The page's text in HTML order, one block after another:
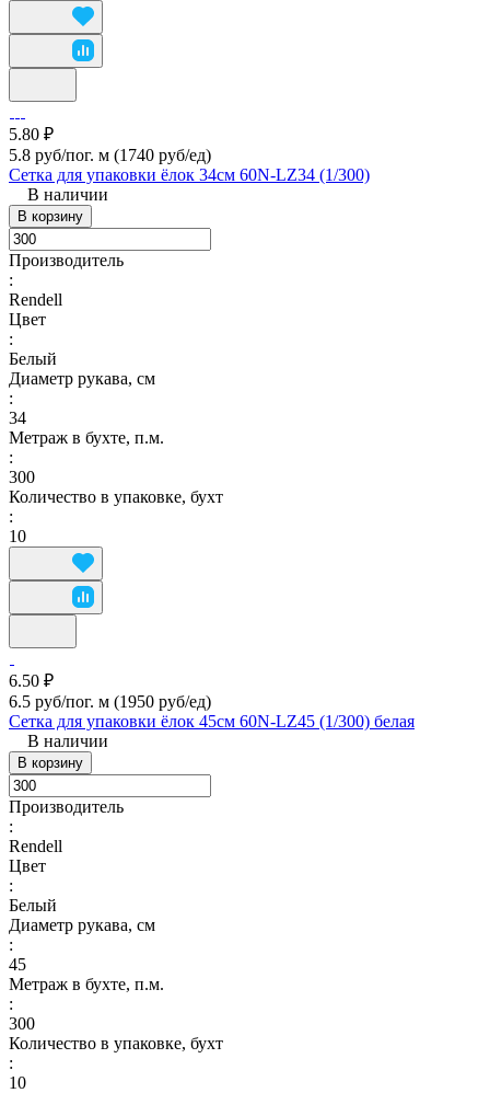
5.80 ₽
5.8 руб/пог. м (1740 руб/eд)
Сетка для упаковки ёлок 34см 60N-LZ34 (1/300)
В наличии
В корзину
Производитель
:
Rendell
Цвет
:
Белый
Диаметр рукава, см
:
34
Метраж в бухте, п.м.
:
300
Количество в упаковке, бухт
:
10
6.50 ₽
6.5 руб/пог. м (1950 руб/eд)
Сетка для упаковки ёлок 45см 60N-LZ45 (1/300) белая
В наличии
В корзину
Производитель
:
Rendell
Цвет
:
Белый
Диаметр рукава, см
:
45
Метраж в бухте, п.м.
:
300
Количество в упаковке, бухт
:
10